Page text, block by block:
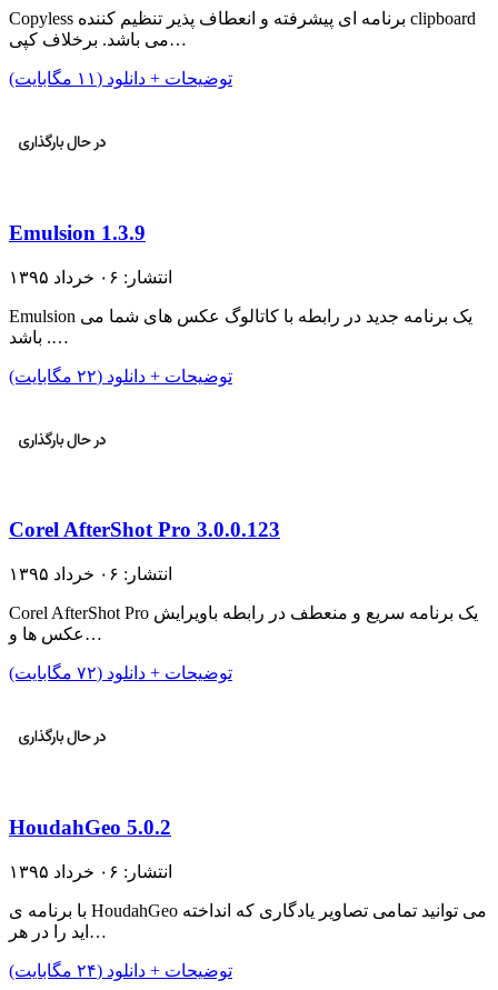
Copyless برنامه ای پیشرفته و انعطاف پذیر تنظیم کننده clipboard
می باشد. برخلاف کپی…
توضیحات + دانلود (۱۱ مگابایت)
Emulsion 1.3.9
انتشار: ۰۶ خرداد ۱۳۹۵
Emulsion یک برنامه جدید در رابطه با کاتالوگ عکس های شما می
باشد .…
توضیحات + دانلود (۲۲ مگابایت)
Corel AfterShot Pro 3.0.0.123
انتشار: ۰۶ خرداد ۱۳۹۵
Corel AfterShot Pro یک برنامه سریع و منعطف در رابطه باویرایش
عکس ها و…
توضیحات + دانلود (۷۲ مگابایت)
HoudahGeo 5.0.2
انتشار: ۰۶ خرداد ۱۳۹۵
با برنامه ی HoudahGeo می توانید تمامی تصاویر یادگاری که انداخته
اید را در هر…
توضیحات + دانلود (۲۴ مگابایت)